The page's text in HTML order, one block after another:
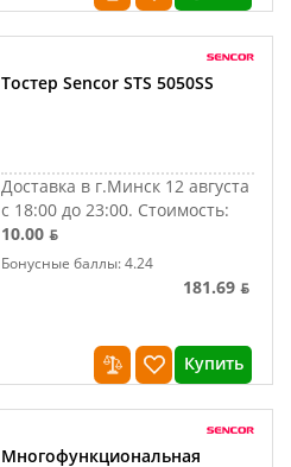
Тостер Sencor STS 5050SS
Доставка в г.Минск 12 августа
с 18:00 до 23:00. Стоимость:
10.00 ƃ
Бонусные баллы: 4.24
181.69 ƃ
Купить
Многофункциональная